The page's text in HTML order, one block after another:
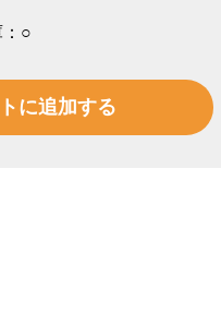
○
に追加する